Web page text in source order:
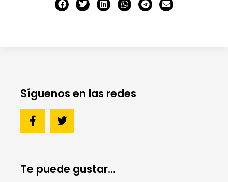
Síguenos en las redes
Te puede gustar...